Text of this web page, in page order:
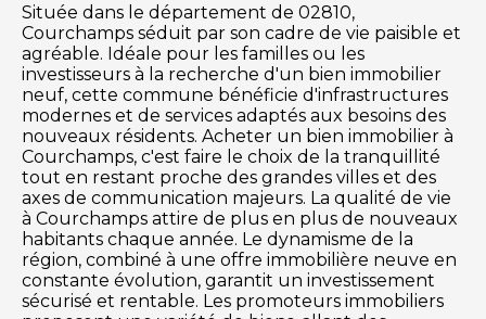
Située dans le département de 02810,
Courchamps séduit par son cadre de vie paisible et
agréable. Idéale pour les familles ou les
investisseurs à la recherche d'un bien immobilier
neuf, cette commune bénéficie d'infrastructures
modernes et de services adaptés aux besoins des
nouveaux résidents. Acheter un bien immobilier à
Courchamps, c'est faire le choix de la tranquillité
tout en restant proche des grandes villes et des
axes de communication majeurs. La qualité de vie
à Courchamps attire de plus en plus de nouveaux
habitants chaque année. Le dynamisme de la
région, combiné à une offre immobilière neuve en
constante évolution, garantit un investissement
sécurisé et rentable. Les promoteurs immobiliers